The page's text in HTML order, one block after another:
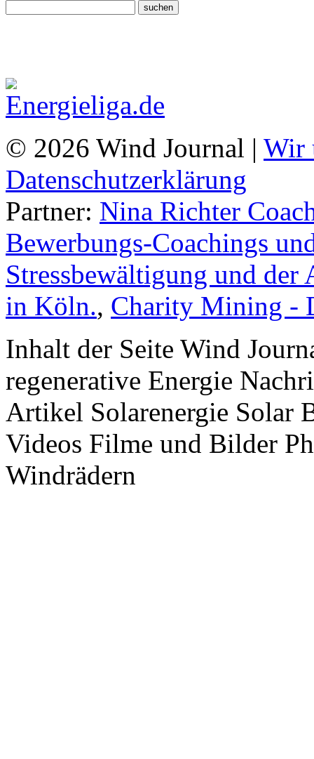
© 2026 Wind Journal | Wir
Datenschutzerklärung
Partner: Nina Richter
Bewerbungs-Coachings
Stressbewältigung und
in Köln., Charity Mining -
Inhalt der Seite Wind
regenerative Energie
Artikel Solarenergie Solar
Videos Filme und Bilder
Windrädern